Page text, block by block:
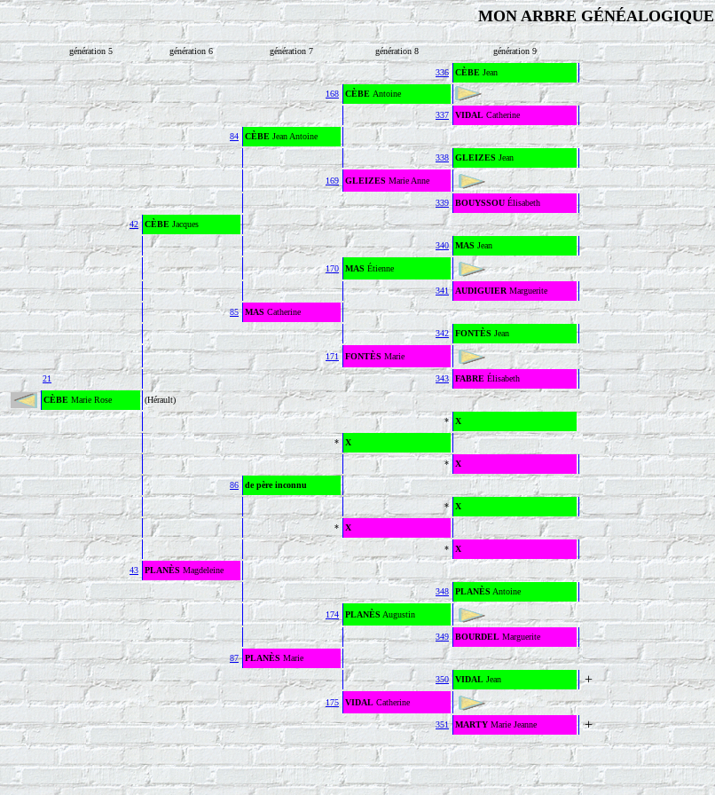
MON ARBRE GÉNÉALOGIQUE
génération 5 génération 6 génération 7 génération 8 génération 9
336 CÈBE Jean
168 CÈBE Antoine
337 VIDAL Catherine
84 CÈBE Jean Antoine
338 GLEIZES Jean
169 GLEIZES Marie Anne
339 BOUYSSOU Élisabeth
42 CÈBE Jacques
340 MAS Jean
170 MAS Étienne
341 AUDIGUIER Marguerite
85 MAS Catherine
342 FONTÈS Jean
171 FONTÈS Marie
21 343 FABRE Élisabeth
CÈBE Marie Rose (Hérault)
* X
* X
* X
86 de père inconnu
* X
* X
* X
43 PLANÈS Magdeleine
348 PLANÈS Antoine
174 PLANÈS Augustin
349 BOURDEL Marguerite
87 PLANÈS Marie
350 VIDAL Jean +
175 VIDAL Catherine
351 MARTY Marie Jeanne +